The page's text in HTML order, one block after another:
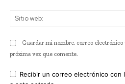
Guardar mi nombre, correo electrónico
próxima vez que comente.
Recibir un correo electrónico con